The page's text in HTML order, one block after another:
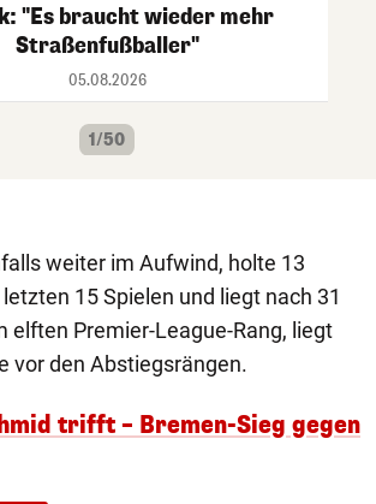
"Es braucht wieder mehr
Straßenfußballer"
05.08.2026
1/50
weiter im Aufwind, holte 13
15 Spielen und liegt nach 31
elften Premier-League-Rang, liegt
vor den Abstiegsrängen.
trifft – Bremen-Sieg gegen